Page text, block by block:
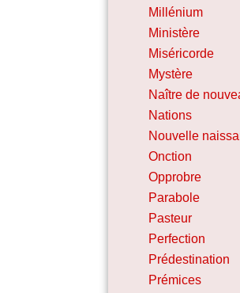
Millénium
Ministère
Miséricorde
Mystère
Naître de
Nations
Nouvelle
Onction
Opprobre
Parabole
Pasteur
Perfection
Prédestination
Prémices